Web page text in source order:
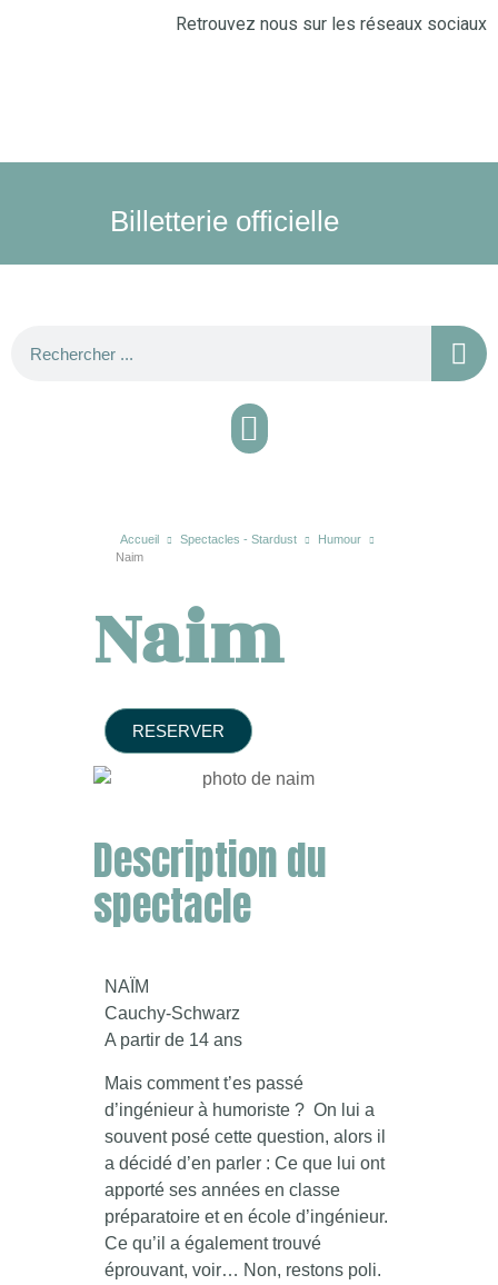
Retrouvez nous sur les réseaux sociaux
Billetterie officielle
Accueil Spectacles - Stardust
Humour
Naim
Naim
RESERVER
Description du
spectacle
NAÏM
Cauchy-Schwarz
A partir de 14 ans
Mais comment t’es passé
d’ingénieur à humoriste ? On lui a
souvent posé cette question, alors il
a décidé d’en parler : Ce que lui ont
apporté ses années en classe
préparatoire et en école d’ingénieur.
Ce qu’il a également trouvé
éprouvant, voir… Non, restons poli.